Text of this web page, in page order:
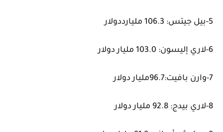
5-بيل جيتس: 106.3 مليارددولار
6-لاري إليسون: 103.0 مليار دولار
7-وارن بافيت:96.7مليار دولار
8-لاري بيدج: 92.8 مليار دولار